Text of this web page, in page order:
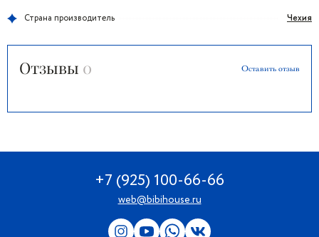
Страна производитель Чехия
Отзывы 0 Оставить отзыв
+7 (925) 100-66-66
web@bibihouse.ru